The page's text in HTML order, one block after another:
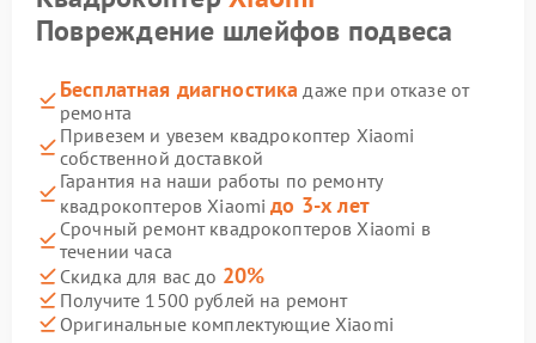
Повреждение шлейфов подвеса
Бесплатная диагностика даже при отказе от
ремонта
Привезем и увезем квадрокоптер Xiaomi
собственной доставкой
Гарантия на наши работы по ремонту
квадрокоптеров Xiaomiдо 3-х лет
Срочный ремонт квадрокоптеров Xiaomi в
течении часа
Скидка для вас до 20%
Получите 1500 рублей на ремонт
Оригинальные комплектующие Xiaomi